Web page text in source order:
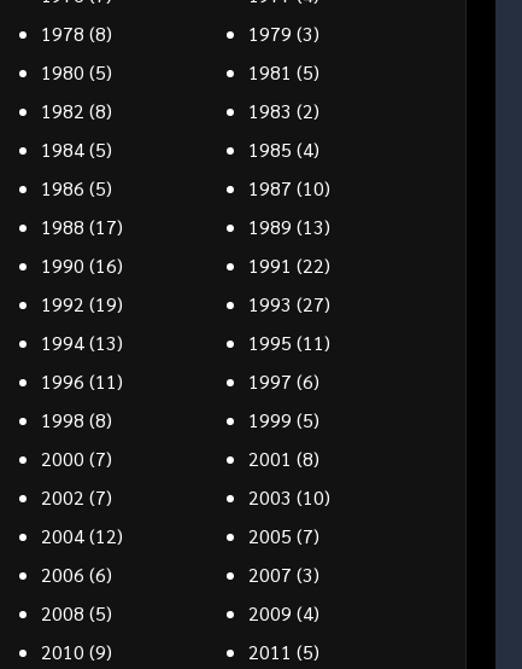
1978 (8) 1979 (3)
1980 (5) 1981 (5)
1982 (8) 1983 (2)
1984(5) 1985 (4)
1986 (5) 1987 (10)
1988 (17) 1989 (13)
1990 (16) 1991 (22)
1992 (19) 1993 (27)
1994(13) 1995 (11)
1996 (11) 1997 (6)
1998 (8) 1999 (5)
2000 (7) 2001 (8)
2002 (7) 2003 (10)
2004(12) 2005 (7)
2006 (6) 2007 (3)
2008 (5) 2009 (4)
2010 (9) 2011 (5)